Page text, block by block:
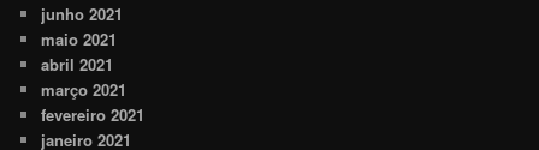
junho 2021
maio 2021
abril 2021
março 2021
fevereiro 2021
janeiro 2021